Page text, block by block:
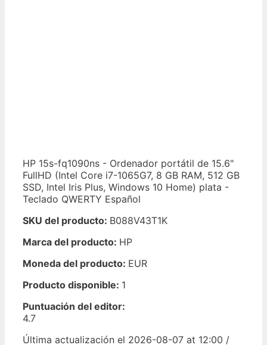
HP 15s-fq1090ns - Ordenador portátil de 15.6"
FullHD (Intel Core i7-1065G7, 8 GB RAM, 512 GB
SSD, Intel Iris Plus, Windows 10 Home) plata -
Teclado QWERTY Español
SKU del producto: B088V43T1K
Marca del producto: HP
Moneda del producto: EUR
Producto disponible: 1
Puntuación del editor:
4.7
Última actualización el 2026-08-07 at 12:00 /